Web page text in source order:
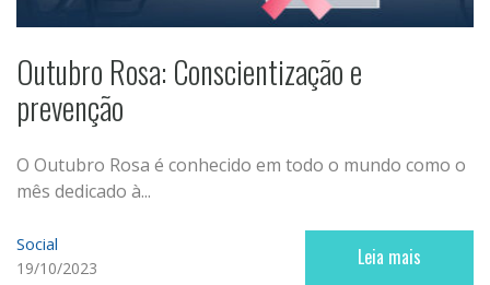
Outubro Rosa: Conscientização e
prevenção
O Outubro Rosa é conhecido em todo o mundo como o
mês dedicado à...
Social
19/10/2023 Leia mais